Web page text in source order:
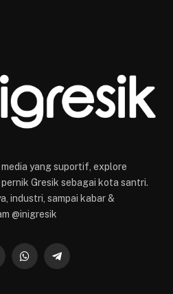
yang suportif, explore
Gresik sebagai kota santri.
industri, sampai kabar &
@inigresik
WhatsAppTelegram